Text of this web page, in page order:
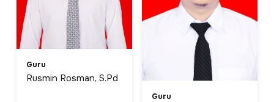
Guru
Rusmin Rosman, S.Pd
Guru